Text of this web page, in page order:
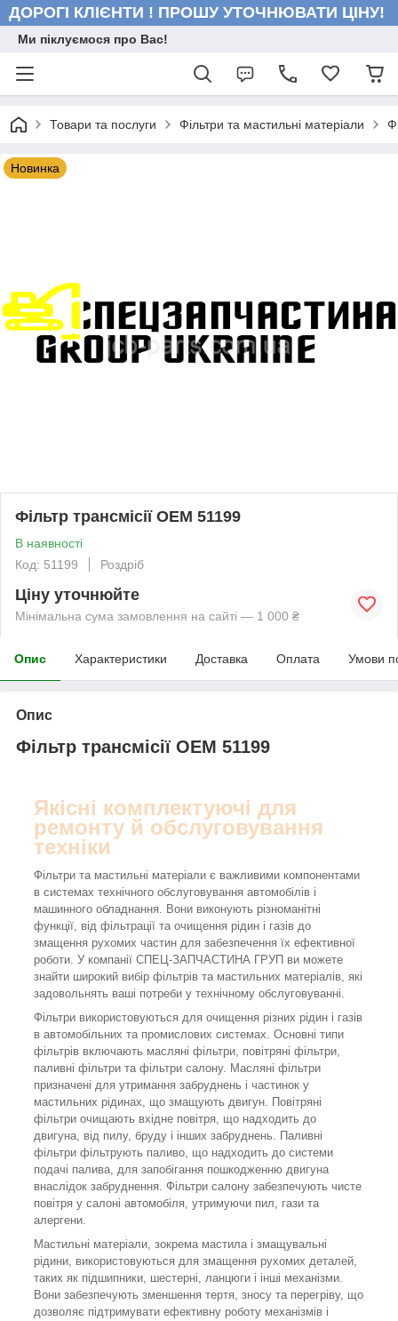
ДОРОГІ КЛІЄНТИ ! ПРОШУ УТОЧНЮВАТИ ЦІНУ!
Ми піклуємося про Вас!
Товари та послуги Фільтри та мастильні матеріали
Новинка
Фільтр трансмісії OEM 51199
В наявності
Код: 51199
Роздріб
Ціну уточнюйте
Мінімальна сума замовлення на сайті — 1 000 ₴
Опис Характеристики Доставка Оплата Умови
Опис
Фільтр трансмісії OEM 51199
Якісні комплектуючі для
ремонту й обслуговування
техніки
Фільтри та мастильні матеріали є важливими компонентами
в системах технічного обслуговування автомобілів і
машинного обладнання. Вони виконують різноманітні
функції, від фільтрації та очищення рідин і газів до
змащення рухомих частин для забезпечення їх ефективної
роботи. У компанії СПЕЦ-ЗАПЧАСТИНА ГРУП ви можете
знайти широкий вибір фільтрів та мастильних матеріалів, які
задовольнять ваші потреби у технічному обслуговуванні.
Фільтри використовуються для очищення різних рідин і газів
в автомобільних та промислових системах. Основні типи
фільтрів включають масляні фільтри, повітряні фільтри,
паливні фільтри та фільтри салону. Масляні фільтри
призначені для утримання забруднень і частинок у
мастильних рідинах, що змащують двигун. Повітряні
фільтри очищають вхідне повітря, що надходить до
двигуна, від пилу, бруду і інших забруднень. Паливні
фільтри фільтрують паливо, що надходить до системи
подачі палива, для запобігання пошкодженню двигуна
внаслідок забруднення. Фільтри салону забезпечують чисте
повітря у салоні автомобіля, утримуючи пил, гази та
алергени.
Мастильні матеріали, зокрема мастила і змащувальні
рідини, використовуються для змащення рухомих деталей,
таких як підшипники, шестерні, ланцюги і інші механізми.
Вони забезпечують зменшення тертя, зносу та перегріву, що
дозволяє підтримувати ефективну роботу механізмів і